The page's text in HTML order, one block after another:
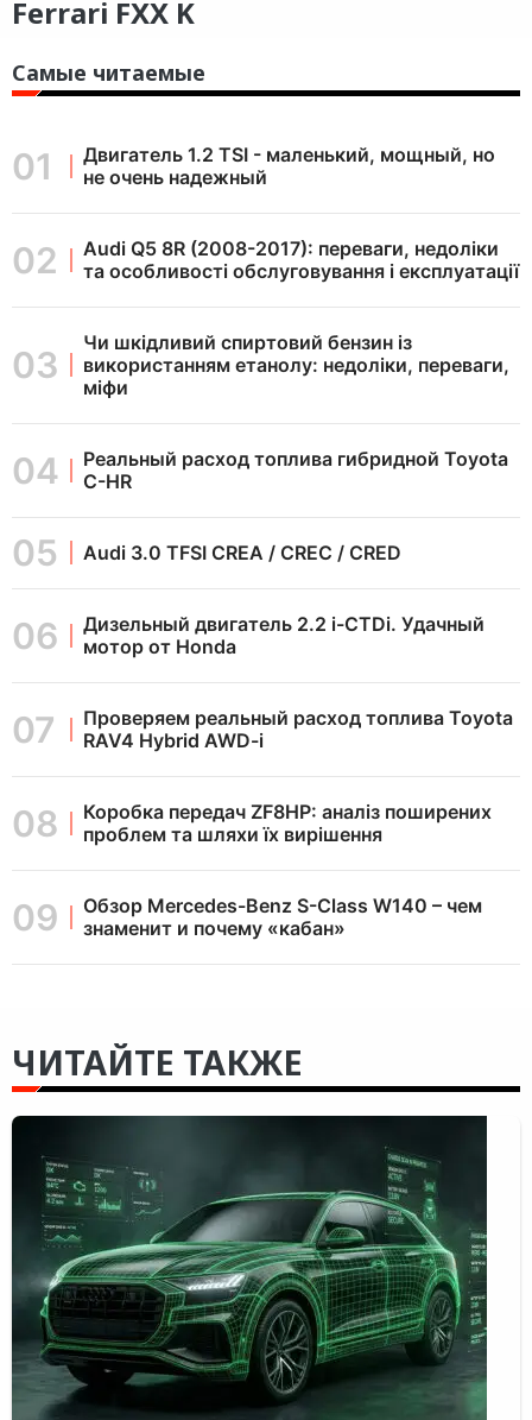
Ferrari FXX K
Самые читаемые
Двигатель 1.2 TSI - маленький, мощный, но
не очень надежный
Audi Q5 8R (2008-2017): переваги, недоліки
та особливості обслуговування і експлуатації
Чи шкідливий спиртовий бензин із
використанням етанолу: недоліки, переваги,
міфи
Реальный расход топлива гибридной Toyota
C-HR
Audi 3.0 TFSI CREA / CREC / CRED
Дизельный двигатель 2.2 i-CTDi. Удачный
мотор от Honda
Проверяем реальный расход топлива Toyota
RAV4 Hybrid AWD-i
Коробка передач ZF8HP: аналіз поширених
проблем та шляхи їх вирішення
Обзор Mercedes-Benz S-Class W140 – чем
знаменит и почему «кабан»
ЧИТАЙТЕ ТАКЖЕ